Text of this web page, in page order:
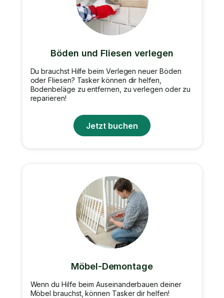
Böden und Fliesen verlegen
Du brauchst Hilfe beim Verlegen neuer Böden
oder Fliesen? Tasker können dir helfen,
Bodenbeläge zu entfernen, zu verlegen oder zu
reparieren!
Jetzt buchen
Möbel-Demontage
Wenn du Hilfe beim Auseinanderbauen deiner
Möbel brauchst, können Tasker dir helfen!